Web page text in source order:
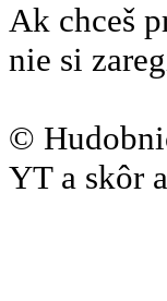
Ak chceš
nie si
©
YT a skôr